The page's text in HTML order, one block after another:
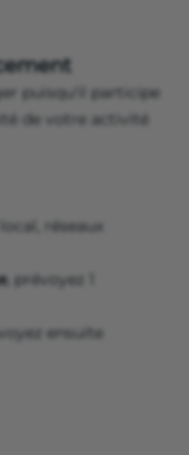
puisqu'il participe
de votre activité
réseaux
, prévoyez 1
ensuite